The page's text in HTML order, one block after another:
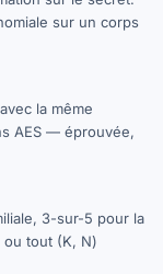
sur un corps
la même
AES — éprouvée,
3-sur-5 pour la
tout (K, N)